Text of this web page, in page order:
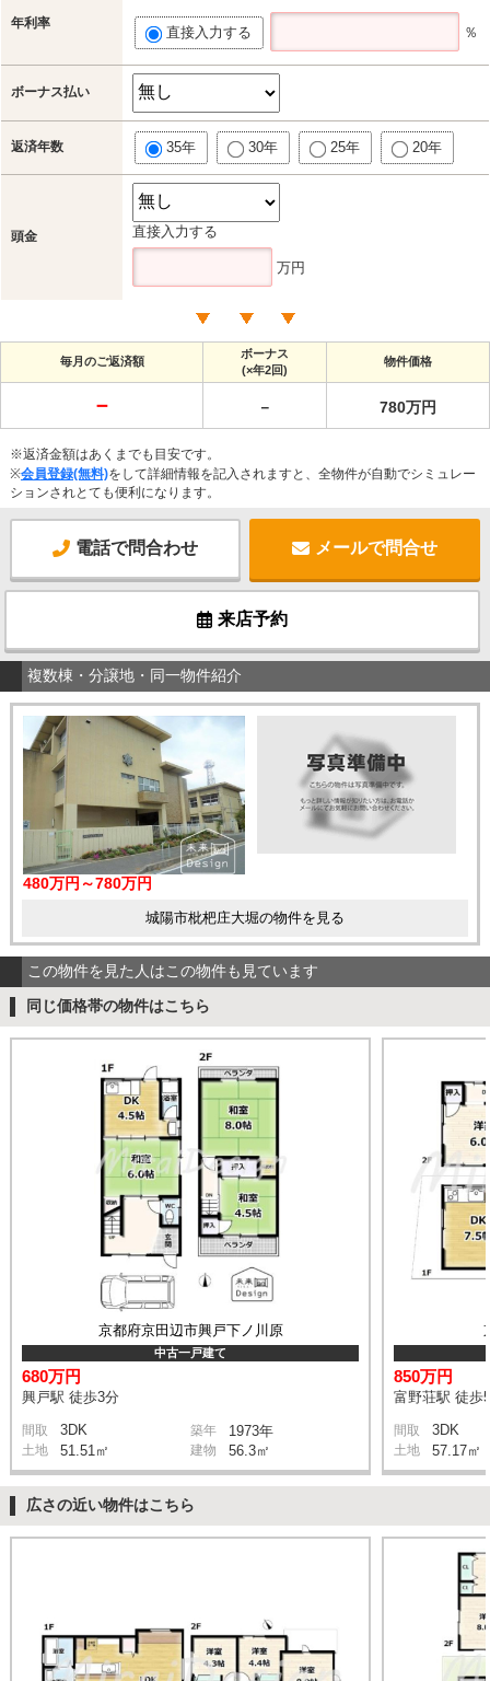
年利率
直接入力する ％
ボーナス払い
返済年数 35年 30年 25年 20年
頭金 直接入力する
万円
毎月のご返済額
ボーナス
(×年2回)
物件価格
－ － 780万円
※返済金額はあくまでも目安です。
※会員登録(無料)をして詳細情報を記入されますと、全物件が自動でシミュレー
ションされとても便利になります。
電話で問合わせ メールで問合せ
来店予約
複数棟・分譲地・同一物件紹介
480万円～780万円
城陽市枇杷庄大堀の物件を見る
この物件を見た人はこの物件も見ています
同じ価格帯の物件はこちら
京都府京田辺市興戸下ノ川原
中古一戸建て
680万円
興戸駅 徒歩3分
間取 3DK 築年 1973年
土地 51.51㎡ 建物 56.3㎡
850万円
富野荘駅 徒歩
間取 3DK
土地 57.17㎡
広さの近い物件はこちら